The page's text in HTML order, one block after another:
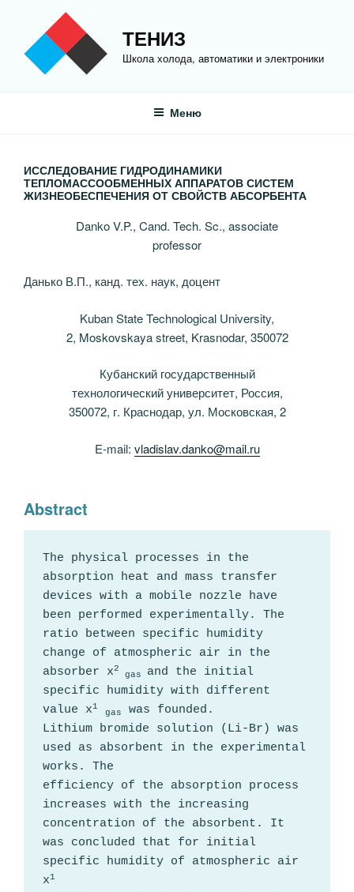
содержимому
ТЕНИЗ
Школа холода, автоматики и электроники
Меню
ИССЛЕДОВАНИЕ ГИДРОДИНАМИКИ
ТЕПЛОМАССООБМЕННЫХ АППАРАТОВ СИСТЕМ
ЖИЗНЕОБЕСПЕЧЕНИЯ ОТ СВОЙСТВ АБСОРБЕНТА
Danko V.P., Cand. Tech. Sc., associate
professor
Данько В.П., канд. тех. наук, доцент
Kuban State Technological University,
2, Moskovskaya street, Krasnodar, 350072
Кубанский государственный
технологический университет, Россия,
350072, г. Краснодар, ул. Московская, 2
E-mail: vladislav.danko@mail.ru
Abstract
The physical processes in the
absorption heat and mass transfer
devices with a mobile nozzle have
been performed experimentally. The
ratio between specific humidity
change of atmospheric air in the
absorber х2
gas and the initial
specific humidity with different
value х1
gas
was founded.
Lithium bromide solution (Li-Br) was
used as absorbent in the experimental
works. The
efficiency of the absorption process
increases with the increasing
concentration of the absorbent. It
was concluded that for initial
specific humidity of atmospheric air
х1